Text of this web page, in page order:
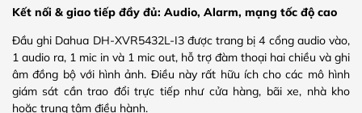
Kết nối & giao tiếp đầy đủ: Audio, Alarm, mạng tốc độ cao
Đầu ghi Dahua DH-XVR5432L-I3 được trang bị 4 cổng audio vào,
1 audio ra, 1 mic in và 1 mic out, hỗ trợ đàm thoại hai chiều và ghi
âm đồng bộ với hình ảnh. Điều này rất hữu ích cho các mô hình
giám sát cần trao đổi trực tiếp như cửa hàng, bãi xe, nhà kho
hoặc trung tâm điều hành.